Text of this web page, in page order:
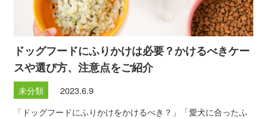
ドッグフードにふりかけは必要？かけるべきケー
スや選び方、注意点をご紹介
未分類
2023.6.9
「ドッグフードにふりかけをかけるべき？」「愛犬に合ったふ